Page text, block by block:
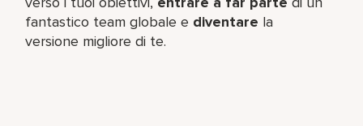
fantastico team​ globale e diventare la
versione migliore di te.